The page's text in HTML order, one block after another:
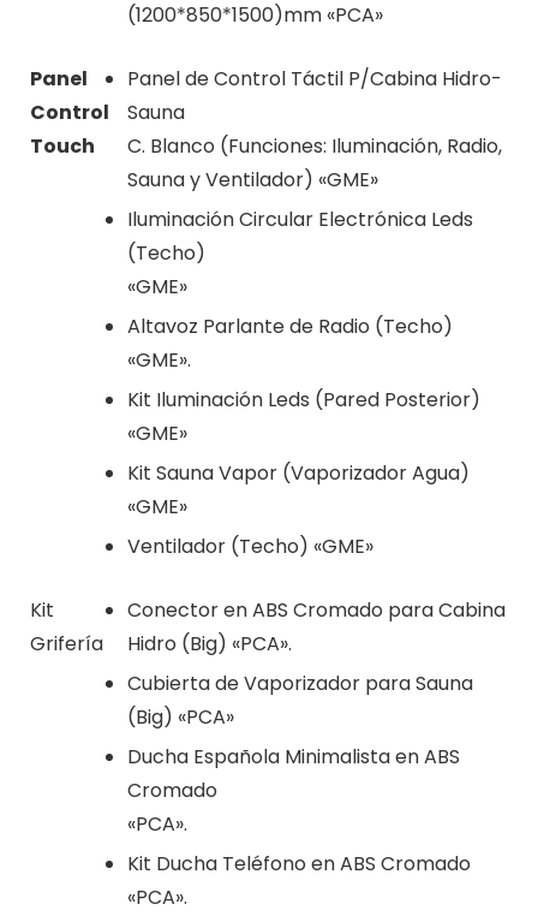
(1200*850*1500)mm «PCA»
Panel
Control
Touch
Panel de Control Táctil P/Cabina Hidro-
Sauna
C. Blanco (Funciones: Iluminación, Radio,
Sauna y Ventilador) «GME»
Iluminación Circular Electrónica Leds
(Techo)
«GME»
Altavoz Parlante de Radio (Techo)
«GME».
Kit Iluminación Leds (Pared Posterior)
«GME»
Kit Sauna Vapor (Vaporizador Agua)
«GME»
Ventilador (Techo) «GME»
Kit
Grifería
Conector en ABS Cromado para Cabina
Hidro (Big) «PCA».
Cubierta de Vaporizador para Sauna
(Big) «PCA»
Ducha Española Minimalista en ABS
Cromado
«PCA».
Kit Ducha Teléfono en ABS Cromado
«PCA».